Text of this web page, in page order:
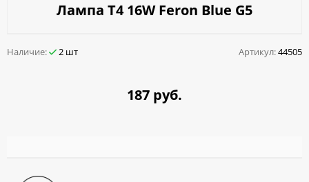
Лампа T4 16W Feron Blue G5
Наличие: 2 шт Артикул:44505
187 руб.